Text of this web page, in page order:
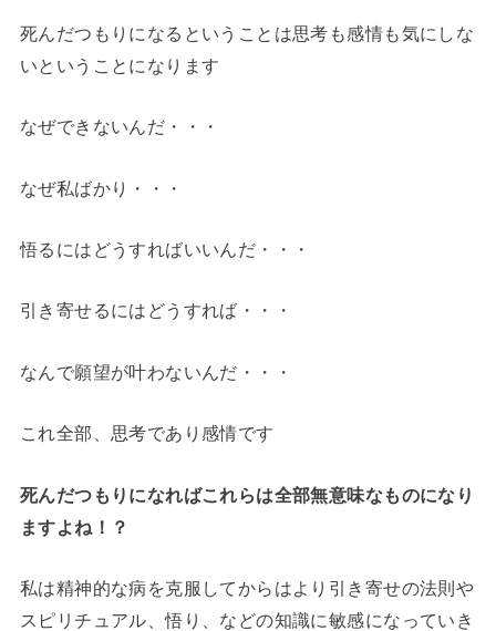
死んだつもりになるということは思考も感情も気にしな
いということになります
なぜできないんだ・・・
なぜ私ばかり・・・
悟るにはどうすればいいんだ・・・
引き寄せるにはどうすれば・・・
なんで願望が叶わないんだ・・・
これ全部、思考であり感情です
死んだつもりになればこれらは全部無意味なものになり
ますよね！？
私は精神的な病を克服してからはより引き寄せの法則や
スピリチュアル、悟り、などの知識に敏感になっていき